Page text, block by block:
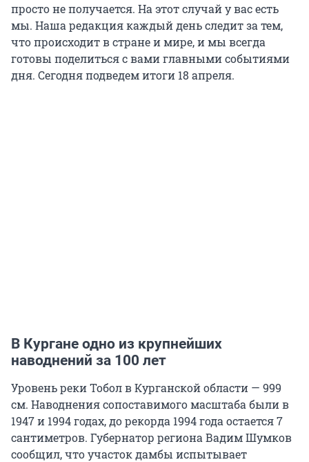
просто не получается. На этот случай у вас есть
мы. Наша редакция каждый день следит за тем,
что происходит в стране и мире, и мы всегда
готовы поделиться с вами главными событиями
дня. Сегодня подведем итоги 18 апреля.
В Кургане одно из крупнейших
наводнений за 100 лет
Уровень реки Тобол в Курганской области — 999
см. Наводнения сопоставимого масштаба были в
1947 и 1994 годах, до рекорда 1994 года остается 7
сантиметров. Губернатор региона Вадим Шумков
сообщил, что участок дамбы испытывает